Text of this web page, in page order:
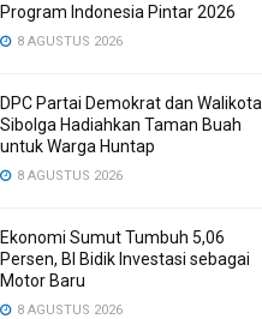
Program Indonesia Pintar 2026
8 AGUSTUS 2026
DPC Partai Demokrat dan Walikota
Sibolga Hadiahkan Taman Buah
untuk Warga Huntap
8 AGUSTUS 2026
Ekonomi Sumut Tumbuh 5,06
Persen, BI Bidik Investasi sebagai
Motor Baru
8 AGUSTUS 2026